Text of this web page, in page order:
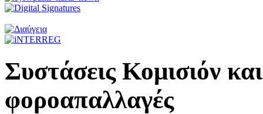
Συστάσεις Κομισιόν
φοροαπαλλαγές